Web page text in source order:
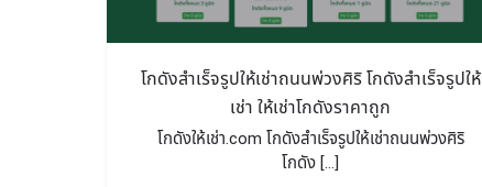
โกดังสำเร็จรูปให้เช่าถนนพ่วงศิริ โกดังสำเร็จรูปให้
เช่า ให้เช่าโกดังราคาถูก
โกดังให้เช่า.com โกดังสำเร็จรูปให้เช่าถนนพ่วงศิริ
โกดัง […]